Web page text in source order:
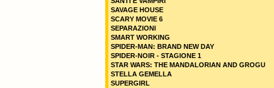
SAVAGE HOUSE
SCARY MOVIE 6
SEPARAZIONI
SMART WORKING
SPIDER-MAN: BRAND NEW DAY
SPIDER-NOIR - STAGIONE 1
STAR WARS: THE MANDALORIAN AND GROGU
STELLA GEMELLA
SUPERGIRL